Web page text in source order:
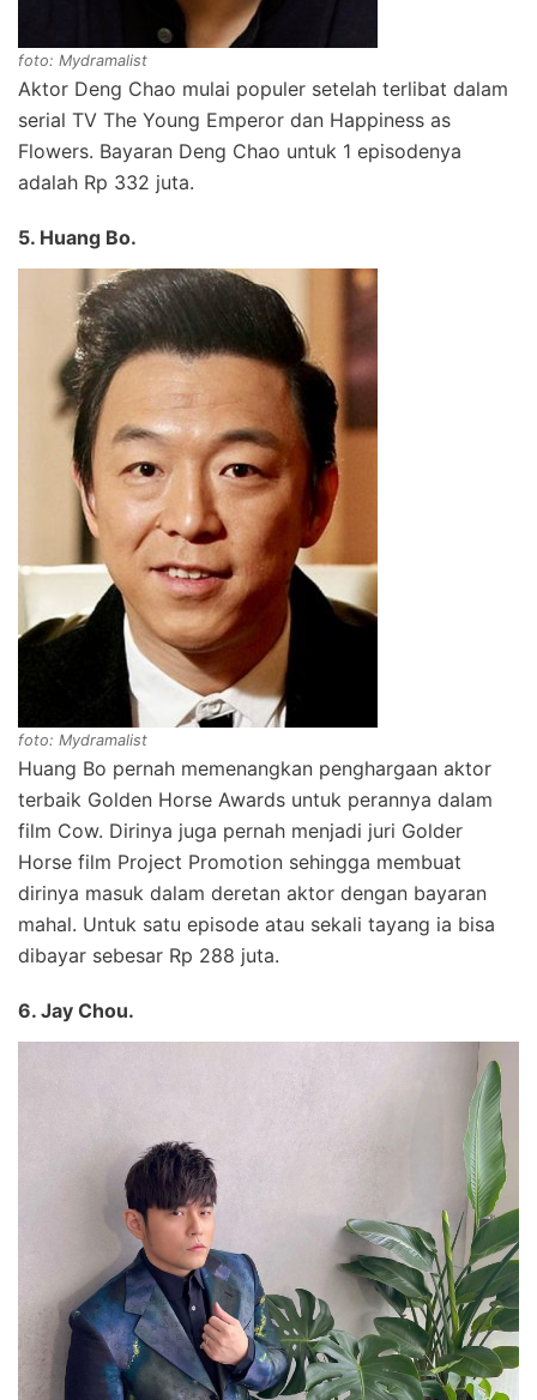
foto: Mydramalist
Aktor Deng Chao mulai populer setelah terlibat dalam
serial TV The Young Emperor dan Happiness as
Flowers. Bayaran Deng Chao untuk 1 episodenya
adalah Rp 332 juta.
5. Huang Bo.
foto: Mydramalist
Huang Bo pernah memenangkan penghargaan aktor
terbaik Golden Horse Awards untuk perannya dalam
film Cow. Dirinya juga pernah menjadi juri Golder
Horse film Project Promotion sehingga membuat
dirinya masuk dalam deretan aktor dengan bayaran
mahal. Untuk satu episode atau sekali tayang ia bisa
dibayar sebesar Rp 288 juta.
6. Jay Chou.